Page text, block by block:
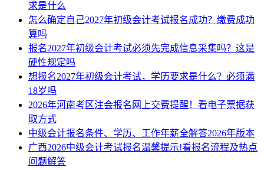
求是什么
怎么确定自己2027年初级会计考试报名成功？缴费成功
算吗
报名2027年初级会计考试必须先完成信息采集吗？这是
硬性规定吗
想报名2027年初级会计考试，学历要求是什么？必须满
18岁吗
​2026年河南考区注会报名网上交费提醒！看电子票据获
取方式
中级会计报名条件、学历、工作年薪全解答2026年版本
广西2026中级会计考试报名温馨提示!看报名流程及热点
问题解答